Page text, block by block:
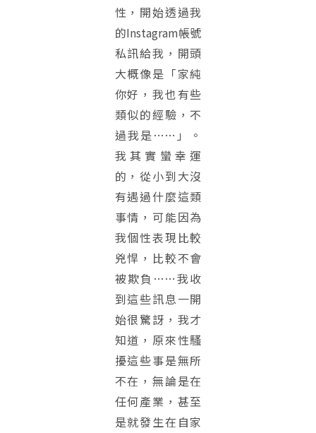
性，開始透過我
的Instagram帳號
私訊給我，開頭
大概像是「家純
你好，我也有些
類似的經驗，不
過我是……」。
我其實蠻幸運
的，從小到大沒
有遇過什麼這類
事情，可能因為
我個性表現比較
兇悍，比較不會
被欺負……我收
到這些訊息一開
始很驚訝，我才
知道，原來性騷
擾這些事是無所
不在，無論是在
任何產業，甚至
是就發生在自家